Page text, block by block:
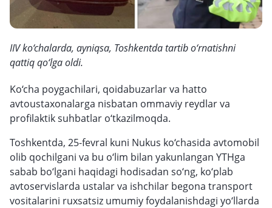
IIV ko‘chalarda, ayniqsa, Toshkentda tartib o‘rnatishni
qattiq qo‘lga oldi.
Ko‘cha poygachilari, qoidabuzarlar va hatto
avtoustaxonalarga nisbatan ommaviy reydlar va
profilaktik suhbatlar o‘tkazilmoqda.
Toshkentda, 25-fevral kuni Nukus ko‘chasida avtomobil
olib qochilgani va bu o‘lim bilan yakunlangan YTHga
sabab bo‘lgani haqidagi hodisadan so‘ng, ko‘plab
avtoservislarda ustalar va ishchilar begona transport
vositalarini ruxsatsiz umumiy foydalanishdagi yo‘llarda